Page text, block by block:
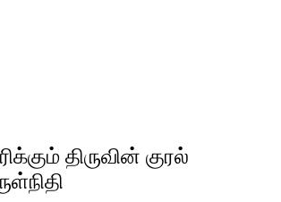
திருவின் குரல்